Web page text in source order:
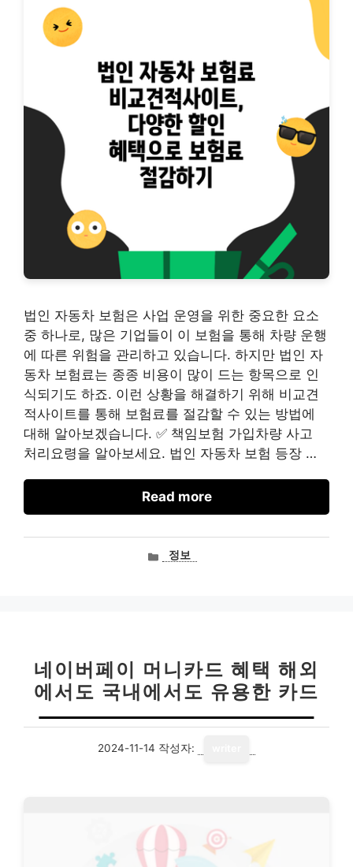
법인 자동차 보험은 사업 운영을 위한 중요한 요소
중 하나로, 많은 기업들이 이 보험을 통해 차량 운행
에 따른 위험을 관리하고 있습니다. 하지만 법인 자
동차 보험료는 종종 비용이 많이 드는 항목으로 인
식되기도 하죠. 이런 상황을 해결하기 위해 비교견
적사이트를 통해 보험료를 절감할 수 있는 방법에
대해 알아보겠습니다. ✅ 책임보험 가입차량 사고
처리요령을 알아보세요. 법인 자동차 보험 등장 …
Read more
카정보
네이버페이 머니카드 혜택 해외
에서도 국내에서도 유용한 카드
2024-11-14 작성자: